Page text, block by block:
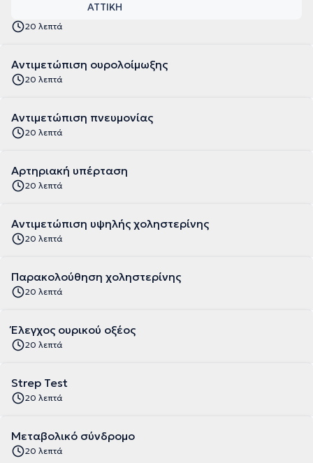
ΑΤΤΙΚΗ
20 λεπτά
Αντιμετώπιση ουρολοίμωξης
20 λεπτά
Αντιμετώπιση πνευμονίας
20 λεπτά
Αρτηριακή υπέρταση
20 λεπτά
Αντιμετώπιση υψηλής χοληστερίνης
20 λεπτά
Παρακολούθηση χοληστερίνης
20 λεπτά
Έλεγχος ουρικού οξέος
20 λεπτά
Strep Test
20 λεπτά
Μεταβολικό σύνδρομο
20 λεπτά